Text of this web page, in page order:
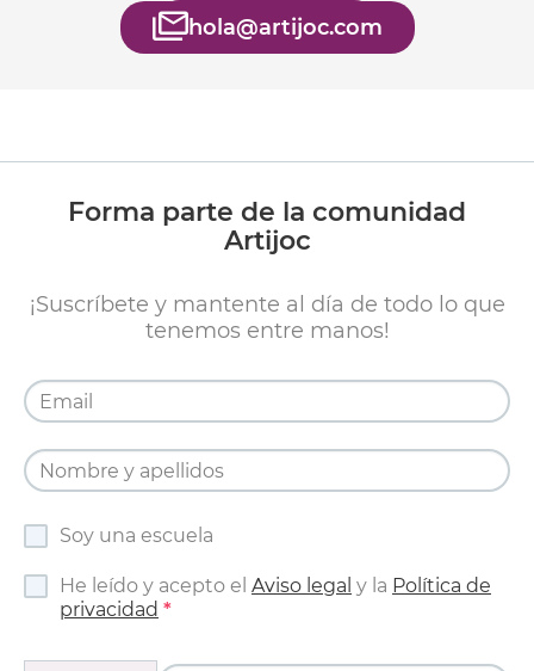
hola@artijoc.com
Forma parte de la comunidad
Artijoc
¡Suscríbete y mantente al día de todo lo que
tenemos entre manos!
Soy una escuela
He leído y acepto el Aviso legal y la Política de
privacidad